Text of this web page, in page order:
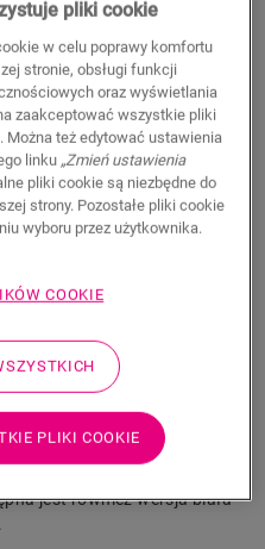
z tyłu. Listwę
za pomocą
Do łączenia wielu listew
zawarto w zestawie).
Aby uzyskać
jest również wersja biała
pliki cookie
w celu poprawy komfortu
stronie, obsługi funkcji
oraz wyświetlania
zaakceptować wszystkie pliki
też edytować ustawienia
linku „Zmień ustawienia
pliki cookie są niezbędne do
strony. Pozostałe pliki cookie
wyboru przez użytkownika.
COOKIE
PLIKI COOKIE